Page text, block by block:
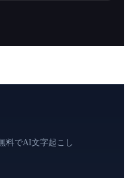
料でAI文字起こし